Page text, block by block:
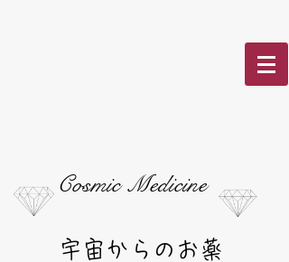
Cosmic Medicine
宇宙からのお薬